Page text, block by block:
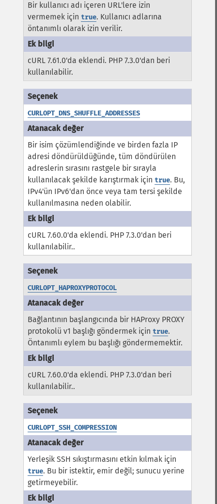
Bir kullanıcı adı içeren URL'lere izin
vermemek için true. Kullanıcı adlarına
öntanımlı olarak izin verilir.
cURL 7.61.0'da eklendi. PHP 7.3.0'dan beri
kullanılabilir.
CURLOPT_DNS_SHUFFLE_ADDRESSES
Bir isim çözümlendiğinde ve birden fazla IP
adresi döndürüldüğünde, tüm döndürülen
adreslerin sırasını rastgele bir sırayla
kullanılacak şekilde karıştırmak için true. Bu,
IPv4'ün IPv6'dan önce veya tam tersi şekilde
kullanılmasına neden olabilir.
cURL 7.60.0'da eklendi. PHP 7.3.0'dan beri
kullanılabilir..
CURLOPT_HAPROXYPROTOCOL
Bağlantının başlangıcında bir HAProxy PROXY
protokolü v1 başlığı göndermek için true.
Öntanımlı eylem bu başlığı göndermemektir.
cURL 7.60.0'da eklendi. PHP 7.3.0'dan beri
kullanılabilir..
CURLOPT_SSH_COMPRESSION
Yerleşik SSH sıkıştırmasını etkin kılmak için
true. Bu bir istektir, emir değil; sunucu yerine
getirmeyebilir.